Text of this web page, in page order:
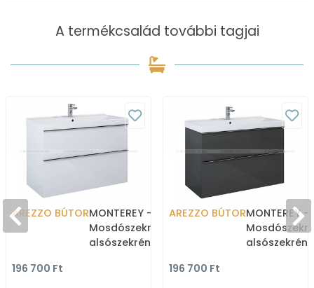
A termékcsalád további tagjai
AREZZO BÚTORMONTEREY -
Mosdószekrény,
alsószekrény 2 fiókkal -
magasfényű fehér
196 700 Ft
AREZZO BÚTORMONTEREY -
196 700 Ft